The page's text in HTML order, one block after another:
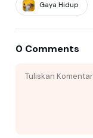
Gaya Hidup
0 Comments